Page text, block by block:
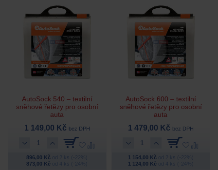
AutoSock 540 – textilní
sněhové řetězy pro osobní
auta
1 149,00 Kč bez DPH
896,00 Kč od 2 ks (-22%)
873,00 Kč od 4 ks (-24%)
AutoSock 600 – textilní
sněhové řetězy pro osobní
auta
1 479,00 Kč bez DPH
1 154,00 Kčod 2 ks (-22%)
1 124,00 Kčod 4 ks (-24%)